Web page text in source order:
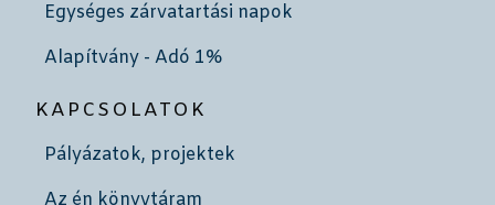
Egységes zárvatartási napok
Alapítvány - Adó 1%
KAPCSOLATOK
Pályázatok, projektek
Az én könyvtáram